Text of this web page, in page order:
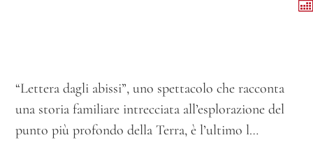
“Lettera dagli abissi”, uno spettacolo che racconta
una storia familiare intrecciata all’esplorazione del
punto più profondo della Terra, è l’ultimo l…